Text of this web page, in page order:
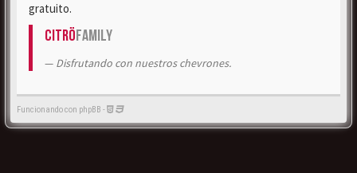
gratuito.
CitröFamily
Disfrutando con nuestros chevrones.
Funcionando con phpBB -